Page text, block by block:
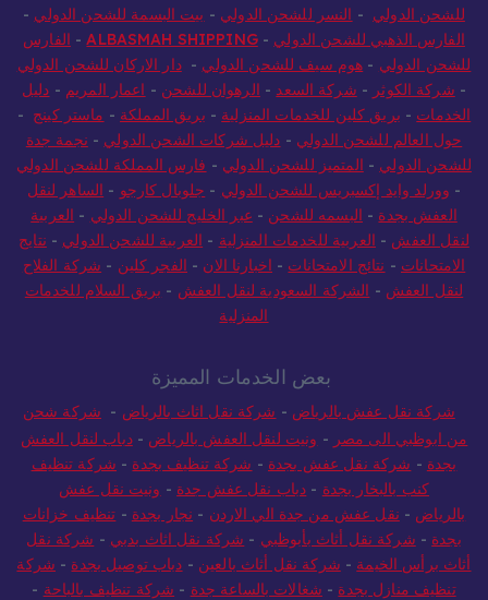
للشحن الدولي - النسر للشحن الدولي - بيت البسمة للشحن الدولي -
الفارس الذهبي للشحن الدولي -
ALBASMAH SHIPPING
- الفارس
للشحن الدولي - هوم سيف للشحن الدولي -دار الاركان للشحن الدولي
- شركة الكوثر - شركة السعد - الرهوان للشحن - اعمار المريم - دليل
الخدمات - بريق كلين للخدمات المنزلية - بريق المملكة - ماستر كينج -
حول العالم للشحن الدولي - دليل شركات الشحن الدولي - نجمة جدة
للشحن الدولي - المتميز للشحن الدولي - فارس المملكة للشحن الدولي
- وورلد وايد إكسبريس للشحن الدولي - جلوبال كارجو - الساهر لنقل
العفش بجدة - البسمه للشحن - عبر الخليج للشحن الدولي - العربية
لنقل العفش - العربية للخدمات المنزلية - العربية للشحن الدولي - نتايج
الامتحانات - نتائج الامتحانات - اخبارنا الان - الفجر كلين - شركة الفلاح
لنقل العفش - الشركة السعودية لنقل العفش - بريق السلام للخدمات
المنزلية
بعض الخدمات المميزة
شركة نقل عفش بالرياض - شركة نقل اثاث بالرياض - شركة شحن
من ابوظبي الى مصر - ونيت لنقل العفش بالرياض -دباب لنقل العفش
بجدة - شركة نقل عفش بجدة - شركة تنظيف بجدة - شركة تنظيف
كنب بالبخار بجدة - دباب نقل عفش جدة - ونيت نقل عفش
بالرياض - نقل عفش من جدة الي الاردن - نجار بجدة - تنظيف خزانات
بجدة - شركة نقل أثاث بأبوظبي - شركة نقل اثاث بدبي - شركة نقل
أثاث برأس الخيمة - شركة نقل أثاث بالعين - دباب توصيل بجدة - شركة
تنظيف منازل بجدة - شغالات بالساعة جدة - شركة تنظيف بالباحة -